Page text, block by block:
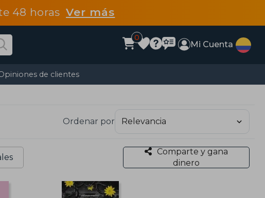
48 horasVer más
0
Mi Cuenta
de clientes
Ordenar por
Comparte y gana
dinero